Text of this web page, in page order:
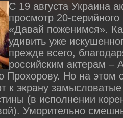
С 19 августа Украина
просмотр 20-
«Давай поженимся».
удивить уже
прежде всего,
российским актерам –
Прохорову. Но на этом
к экрану замысловатые
(в исполнении
Уморительно